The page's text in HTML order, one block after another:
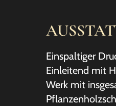
Einspaltiger
Einleitend mit
Werk mit